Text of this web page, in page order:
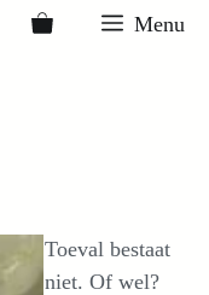
Menu
Toeval bestaat
niet. Of wel?